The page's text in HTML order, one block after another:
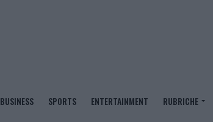
BUSINESS SPORTS ENTERTAINMENT RUBRICHE